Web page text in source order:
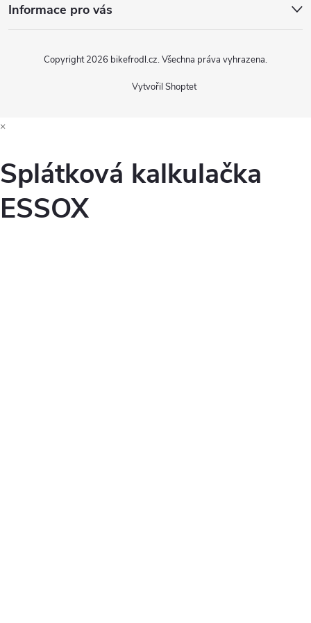
Informace pro vás
Vytvořil Shoptet
Copyright 2026 bikefrodl.cz. Všechna práva vyhrazena.
×
Splátková kalkulačka
ESSOX